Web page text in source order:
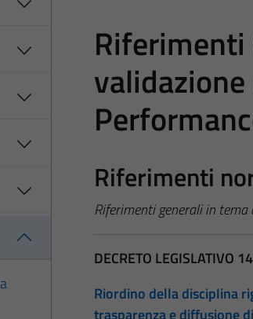
Riferimenti
Riferimenti
Riferimenti generali in tema
DECRETO LEGISLATIVO
Riordino della disciplina
trasparenza e diffusione